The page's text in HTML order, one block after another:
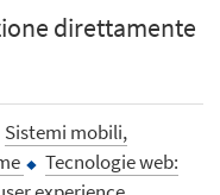
direttamente
Sistemi mobili,
Tecnologie web: